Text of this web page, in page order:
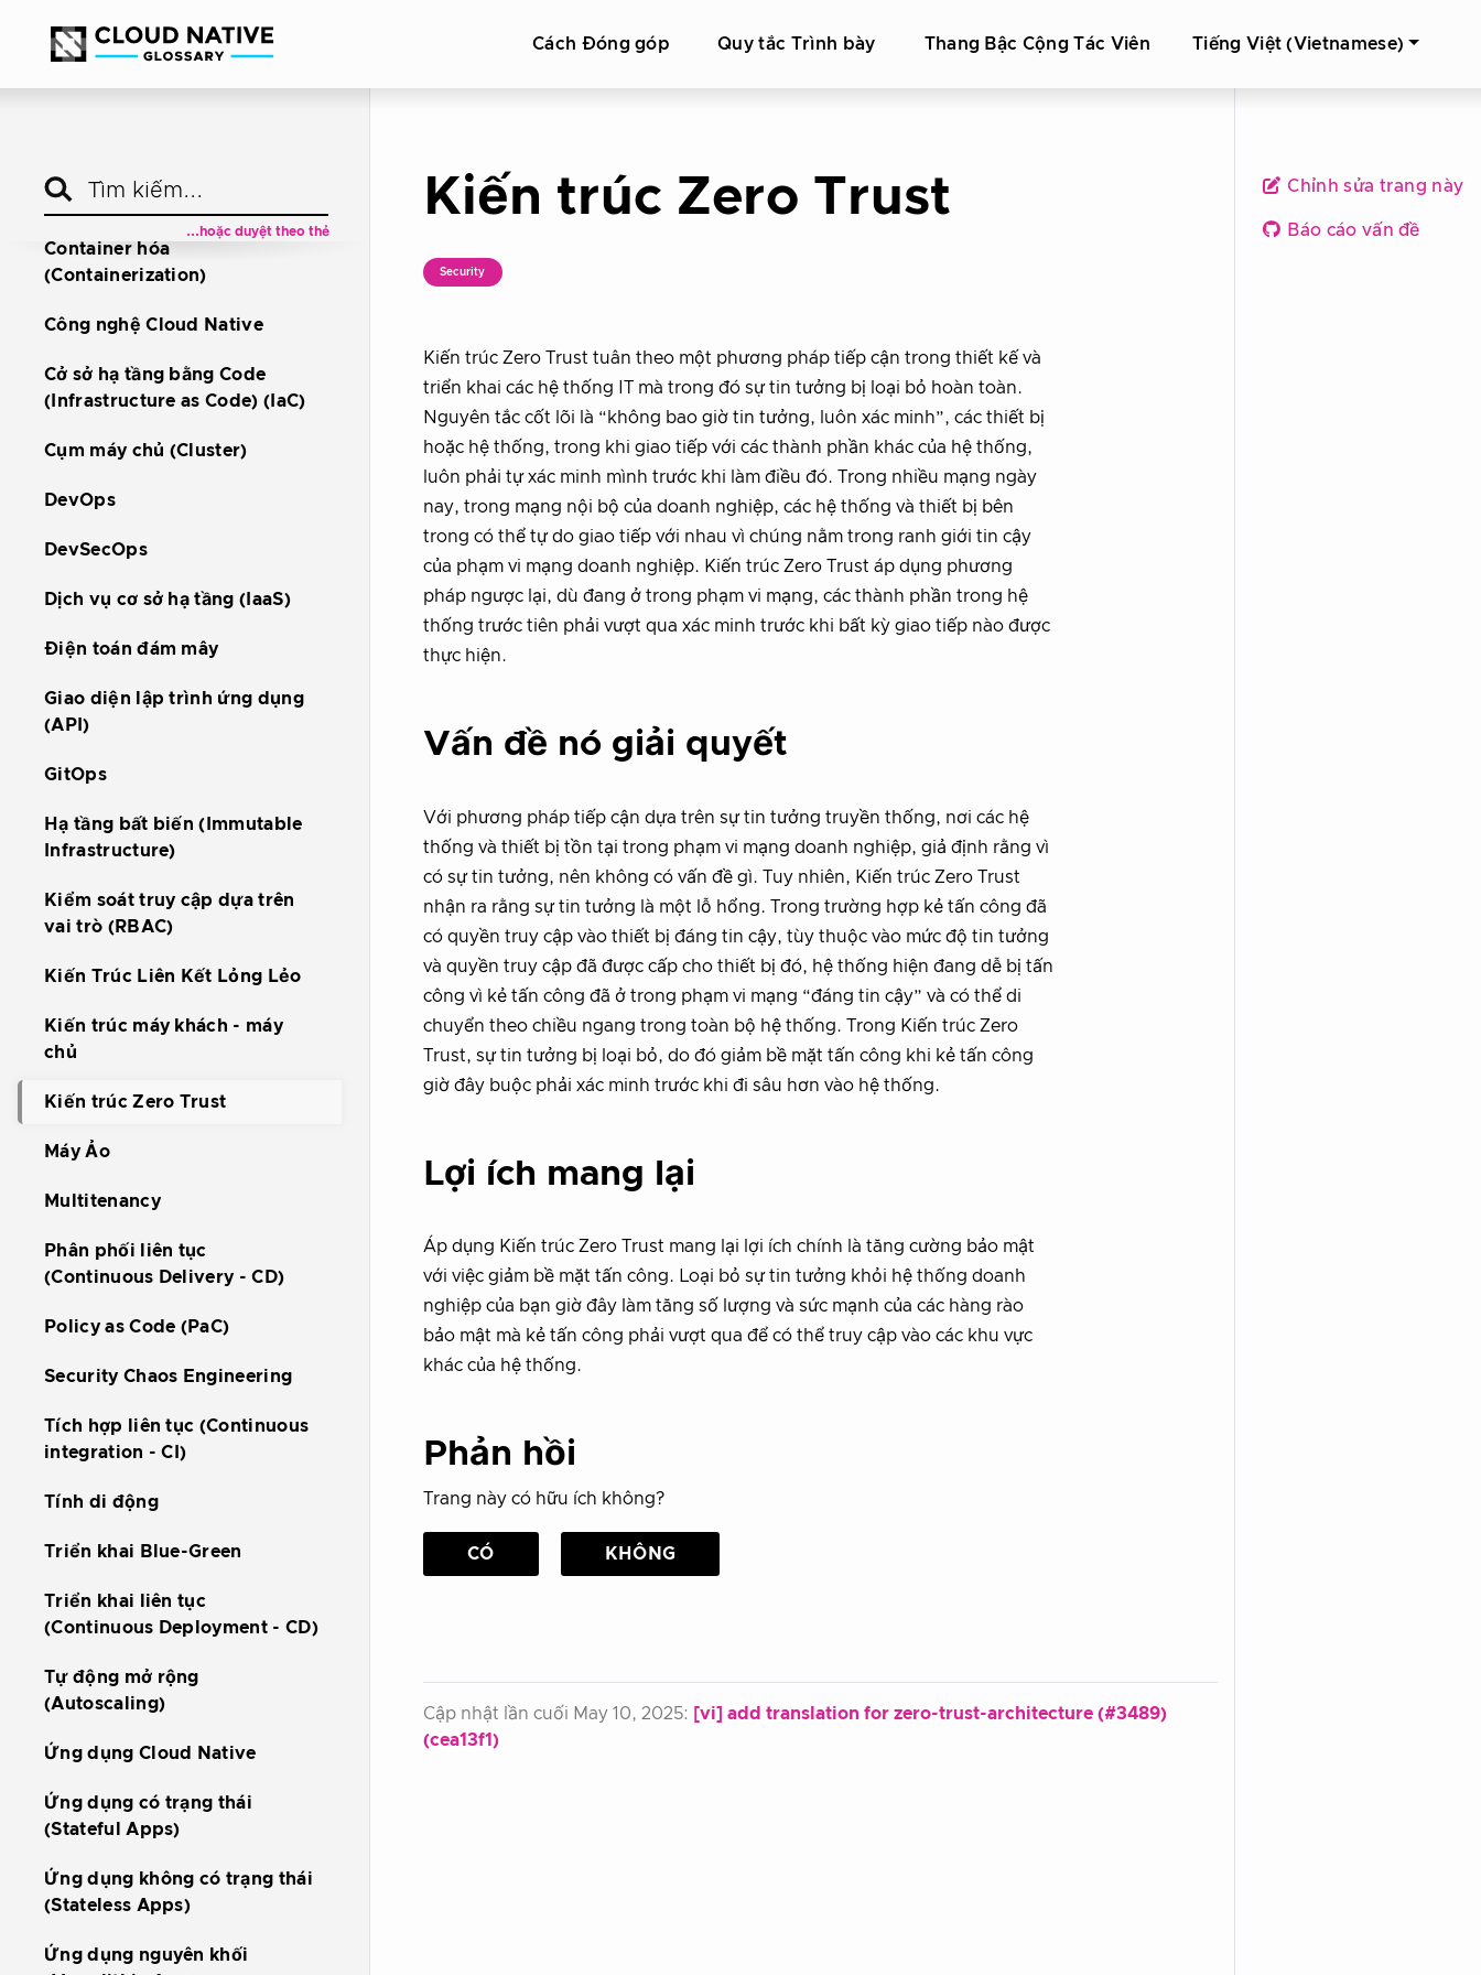
Cách Đóng góp Quy tắc Trình bày Thang Bậc Cộng Tác Viên Tiếng Việt (Vietnamese)
...hoặc duyệt theo thẻ
Bảo mật lớp giao vận hai
chiều (mTLS)
Container hóa
(Containerization)
Công nghệ Cloud Native
Cở sở hạ tầng bằng Code
(Infrastructure as Code) (IaC)
Cụm máy chủ (Cluster)
DevOps
DevSecOps
Dịch vụ cơ sở hạ tầng (IaaS)
Điện toán đám mây
Giao diện lập trình ứng dụng
(API)
GitOps
Hạ tầng bất biến (Immutable
Infrastructure)
Kiểm soát truy cập dựa trên
vai trò (RBAC)
Kiến Trúc Liên Kết Lỏng Lẻo
Kiến trúc máy khách - máy
chủ
Kiến trúc Zero Trust
Máy Ảo
Multitenancy
Phân phối liên tục
(Continuous Delivery - CD)
Policy as Code (PaC)
Security Chaos Engineering
Tích hợp liên tục (Continuous
integration - CI)
Tính di động
Triển khai Blue-Green
Triển khai liên tục
(Continuous Deployment - CD)
Tự động mở rộng
(Autoscaling)
Ứng dụng Cloud Native
Ứng dụng có trạng thái
(Stateful Apps)
Ứng dụng không có trạng thái
(Stateless Apps)
Ứng dụng nguyên khối
Chỉnh sửa trang này
Báo cáo vấn đề
Kiến trúc Zero Trust
Security
Kiến trúc Zero Trust tuân theo một phương pháp tiếp cận trong thiết kế và
triển khai các hệ thống IT mà trong đó sự tin tưởng bị loại bỏ hoàn toàn.
Nguyên tắc cốt lõi là “không bao giờ tin tưởng, luôn xác minh”, các thiết bị
hoặc hệ thống, trong khi giao tiếp với các thành phần khác của hệ thống,
luôn phải tự xác minh mình trước khi làm điều đó. Trong nhiều mạng ngày
nay, trong mạng nội bộ của doanh nghiệp, các hệ thống và thiết bị bên
trong có thể tự do giao tiếp với nhau vì chúng nằm trong ranh giới tin cậy
của phạm vi mạng doanh nghiệp. Kiến trúc Zero Trust áp dụng phương
pháp ngược lại, dù đang ở trong phạm vi mạng, các thành phần trong hệ
thống trước tiên phải vượt qua xác minh trước khi bất kỳ giao tiếp nào được
thực hiện.
Vấn đề nó giải quyết
Với phương pháp tiếp cận dựa trên sự tin tưởng truyền thống, nơi các hệ
thống và thiết bị tồn tại trong phạm vi mạng doanh nghiệp, giả định rằng vì
có sự tin tưởng, nên không có vấn đề gì. Tuy nhiên, Kiến trúc Zero Trust
nhận ra rằng sự tin tưởng là một lỗ hổng. Trong trường hợp kẻ tấn công đã
có quyền truy cập vào thiết bị đáng tin cậy, tùy thuộc vào mức độ tin tưởng
và quyền truy cập đã được cấp cho thiết bị đó, hệ thống hiện đang dễ bị tấn
công vì kẻ tấn công đã ở trong phạm vi mạng “đáng tin cậy” và có thể di
chuyển theo chiều ngang trong toàn bộ hệ thống. Trong Kiến trúc Zero
Trust, sự tin tưởng bị loại bỏ, do đó giảm bề mặt tấn công khi kẻ tấn công
giờ đây buộc phải xác minh trước khi đi sâu hơn vào hệ thống.
Lợi ích mang lại
Áp dụng Kiến trúc Zero Trust mang lại lợi ích chính là tăng cường bảo mật
với việc giảm bề mặt tấn công. Loại bỏ sự tin tưởng khỏi hệ thống doanh
nghiệp của bạn giờ đây làm tăng số lượng và sức mạnh của các hàng rào
bảo mật mà kẻ tấn công phải vượt qua để có thể truy cập vào các khu vực
khác của hệ thống.
Phản hồi
Trang này có hữu ích không?
CÓ KHÔNG
Cập nhật lần cuối May 10, 2025: [vi] add translation for zero-trust-architecture (#3489)
(cea13f1)